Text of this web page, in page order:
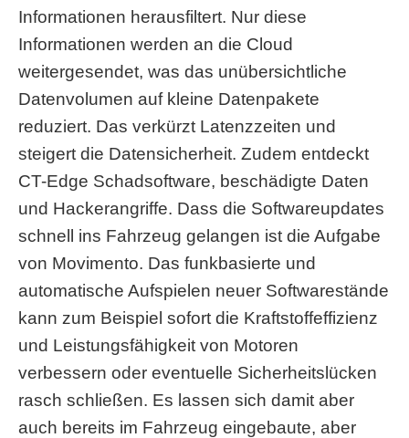
Informationen herausfiltert. Nur diese
Informationen werden an die Cloud
weitergesendet, was das unübersichtliche
Datenvolumen auf kleine Datenpakete
reduziert. Das verkürzt Latenzzeiten und
steigert die Datensicherheit. Zudem entdeckt
CT-Edge Schadsoftware, beschädigte Daten
und Hackerangriffe. Dass die Softwareupdates
schnell ins Fahrzeug gelangen ist die Aufgabe
von Movimento. Das funkbasierte und
automatische Aufspielen neuer Softwarestände
kann zum Beispiel sofort die Kraftstoffeffizienz
und Leistungsfähigkeit von Motoren
verbessern oder eventuelle Sicherheitslücken
rasch schließen. Es lassen sich damit aber
auch bereits im Fahrzeug eingebaute, aber